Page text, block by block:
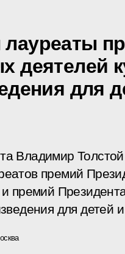
деятелей
для
Владимир
премий
и премий
для детей